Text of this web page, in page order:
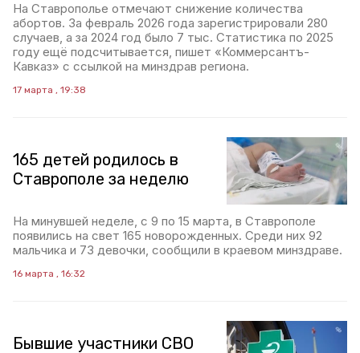
На Ставрополье отмечают снижение количества
абортов. За февраль 2026 года зарегистрировали 280
случаев, а за 2024 год было 7 тыс. Статистика по 2025
году ещё подсчитывается, пишет «Коммерсантъ-
Кавказ» с ссылкой на минздрав региона.
17 марта , 19:38
165 детей родилось в
Ставрополе за неделю
На минувшей неделе, с 9 по 15 марта, в Ставрополе
появились на свет 165 новорожденных. Среди них 92
мальчика и 73 девочки, сообщили в краевом минздраве.
16 марта , 16:32
Бывшие участники СВО